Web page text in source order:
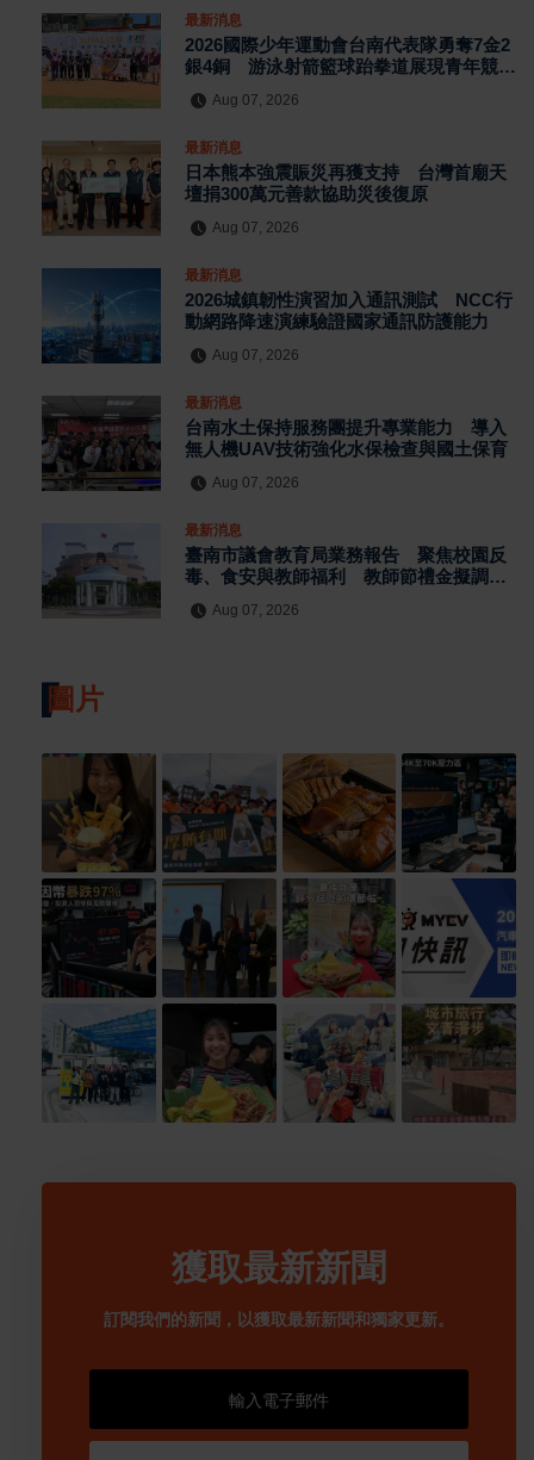
最新消息
2026國際少年運動會台南代表隊勇奪7金2
銀4銅 游泳射箭籃球跆拳道展現青年競技
實力
Aug 07, 2026
最新消息
日本熊本強震賑災再獲支持 台灣首廟天
壇捐300萬元善款協助災後復原
Aug 07, 2026
最新消息
2026城鎮韌性演習加入通訊測試 NCC行
動網路降速演練驗證國家通訊防護能力
Aug 07, 2026
最新消息
台南水土保持服務團提升專業能力 導入
無人機UAV技術強化水保檢查與國土保育
Aug 07, 2026
最新消息
臺南市議會教育局業務報告 聚焦校園反
毒、食安與教師福利 教師節禮金擬調升
至千元
Aug 07, 2026
圖片
獲取最新新聞
訂閱我們的新聞，以獲取最新新聞和獨家更新。